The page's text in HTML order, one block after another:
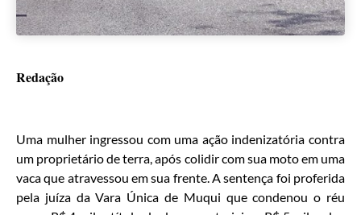
Redação
Uma mulher ingressou com uma ação indenizatória contra
um proprietário de terra, após colidir com sua moto em uma
vaca que atravessou em sua frente. A sentença foi proferida
pela juíza da Vara Única de Muqui que condenou o réu